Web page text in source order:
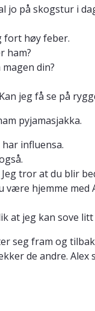
jo på skogstur i
fort høy feber.
ham?
din?
jeg få se på
pyjamasjakka.
influensa.
tror at du blir
være hjemme med
at jeg kan sove litt
seg fram og
de andre. Alex